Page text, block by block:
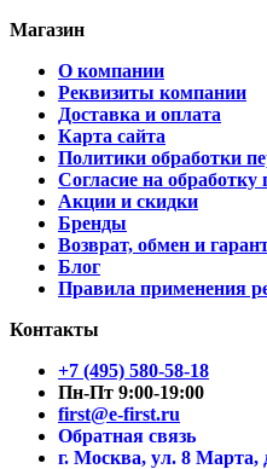
Магазин
О компании
Реквизиты компании
Доставка и оплата
Карта сайта
Политики обработки
Согласие на
Акции и скидки
Бренды
Возврат, обмен и
Блог
Правила применения
Контакты
+7 (495) 580-58-18
Пн-Пт 9:00-19:00
first@e-first.ru
Обратная связь
г. Москва, ул. 8 Марта,